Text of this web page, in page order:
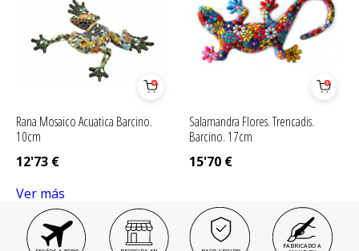
Rana Mosaico Acuatica Barcino.
10cm
12'73 €
Salamandra Flores. Trencadis.
Barcino. 17cm
15'70 €
Ver más
FABRICADO A